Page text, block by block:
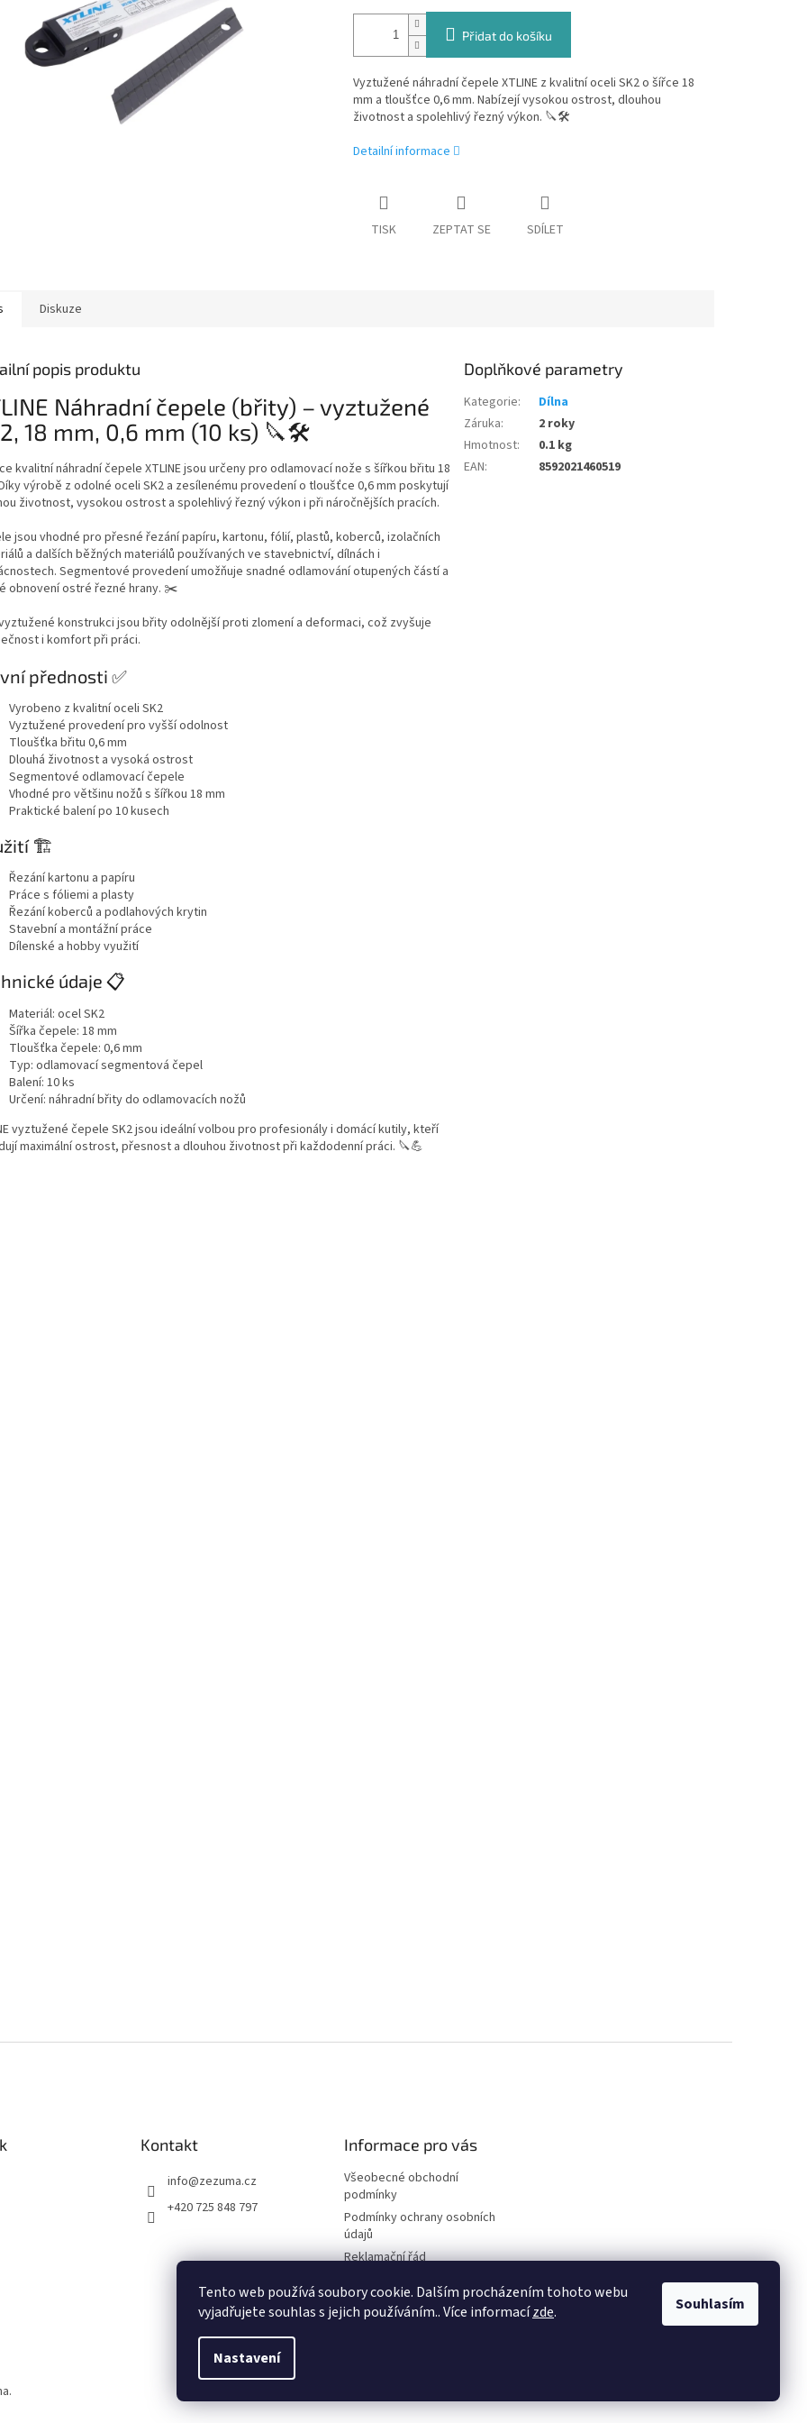
Tento web používá soubory cookie. Dalším procházením tohoto webu
vyjadřujete souhlas s jejich používáním.. Více informacízde.
Nastavení
Souhlasím
Přidat do košíku
Vyztužené náhradní čepele XTLINE z kvalitní oceli SK2 o šířce 18
mm a tloušťce 0,6 mm. Nabízejí vysokou ostrost, dlouhou
životnost a spolehlivý řezný výkon. 🔪🛠️
Detailní informace
TISK ZEPTAT SE SDÍLET
Diskuze
popis produktu
Náhradní čepele (břity) – vyztužené
18 mm, 0,6 mm (10 ks) 🔪🛠️
kvalitní náhradní čepele XTLINE jsou určeny pro odlamovací nože s šířkou břitu 18
výrobě z odolné oceli SK2 a zesílenému provedení o tloušťce 0,6 mm poskytují
životnost, vysokou ostrost a spolehlivý řezný výkon i při náročnějších pracích.
jsou vhodné pro přesné řezání papíru, kartonu, fólií, plastů, koberců, izolačních
a dalších běžných materiálů používaných ve stavebnictví, dílnách i
Segmentové provedení umožňuje snadné odlamování otupených částí a
obnovení ostré řezné hrany. ✂️
konstrukci jsou břity odolnější proti zlomení a deformaci, což zvyšuje
i komfort při práci.
přednosti ✅
Vyrobeno z kvalitní oceli SK2
Vyztužené provedení pro vyšší odolnost
Tloušťka břitu 0,6 mm
Dlouhá životnost a vysoká ostrost
Segmentové odlamovací čepele
Vhodné pro většinu nožů s šířkou 18 mm
Praktické balení po 10 kusech
🏗️
Řezání kartonu a papíru
Práce s fóliemi a plasty
Řezání koberců a podlahových krytin
Stavební a montážní práce
Dílenské a hobby využití
údaje 📋
Materiál: ocel SK2
Šířka čepele: 18 mm
Tloušťka čepele: 0,6 mm
Typ: odlamovací segmentová čepel
Balení: 10 ks
Určení: náhradní břity do odlamovacích nožů
vyztužené čepele SK2 jsou ideální volbou pro profesionály i domácí kutily, kteří
maximální ostrost, přesnost a dlouhou životnost při každodenní práci. 🔪💪
Doplňkové parametry
Kategorie:
Dílna
Záruka:
2 roky
Hmotnost:
0.1 kg
EAN: 8592021460519
Kontakt
info@zezuma.cz
+420 725 848 797
Informace pro vás
Všeobecné obchodní
podmínky
Podmínky ochrany osobních
údajů
Reklamační řád
kupní smlouvy
Napište nám